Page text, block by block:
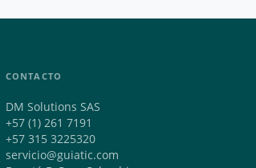
CONTACTO
DM Solutions SAS
+57 (1) 261 7191
+57 315 3225320
servicio@guiatic.com